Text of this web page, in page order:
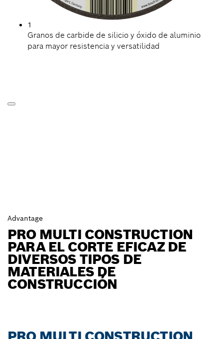
1
Granos de carbide de silicio y óxido de aluminio
para mayor resistencia y versatilidad
Advantage
PRO MULTI CONSTRUCTION
PARA EL CORTE EFICAZ DE
DIVERSOS TIPOS DE
MATERIALES DE
CONSTRUCCIÓN